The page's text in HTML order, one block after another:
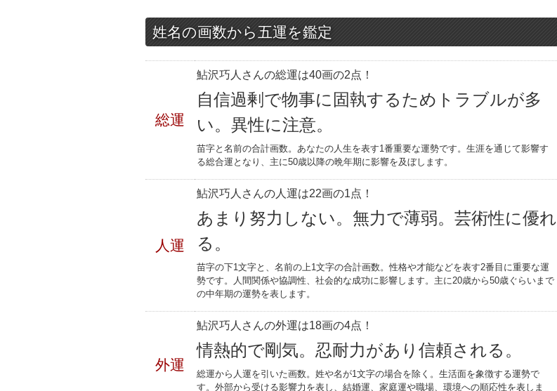
姓名の画数から五運を鑑定
総運
鮎沢巧人さんの総運は40画の2点！
自信過剰で物事に固執するためトラブルが多
い。異性に注意。
苗字と名前の合計画数。あなたの人生を表す1番重要な運勢です。生涯を通じて影響す
る総合運となり、主に50歳以降の晩年期に影響を及ぼします。
人運
鮎沢巧人さんの人運は22画の1点！
あまり努力しない。無力で薄弱。芸術性に優れ
る。
苗字の下1文字と、名前の上1文字の合計画数。性格や才能などを表す2番目に重要な運
勢です。人間関係や協調性、社会的な成功に影響します。主に20歳から50歳ぐらいまで
の中年期の運勢を表します。
外運
鮎沢巧人さんの外運は18画の4点！
情熱的で剛気。忍耐力があり信頼される。
総運から人運を引いた画数。姓や名が1文字の場合を除く。生活面を象徴する運勢で
す。外部から受ける影響力を表し、結婚運、家庭運や職場、環境への順応性を表しま